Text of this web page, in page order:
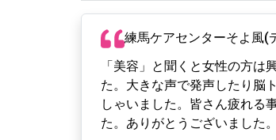
練馬ケアセンターそよ風(
「美容」と聞くと女性の方
た。大きな声で発声したり脳
しゃいました。皆さん疲れる
た。ありがとうございました。